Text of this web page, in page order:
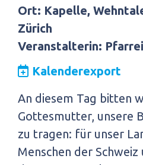
Ort: Kapelle,
Zürich
Veranstalterin:
Kalenderexport
An diesem Tag bitten
Gottesmutter, unsere
zu tragen: für unser
Menschen der